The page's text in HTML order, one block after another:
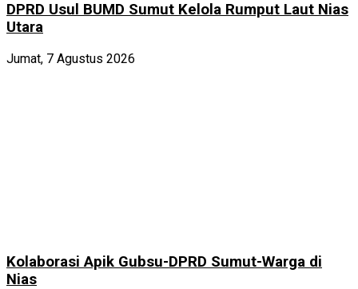
DPRD Usul BUMD Sumut Kelola Rumput Laut Nias
Utara
Jumat, 7 Agustus 2026
Kolaborasi Apik Gubsu-DPRD Sumut-Warga di
Nias